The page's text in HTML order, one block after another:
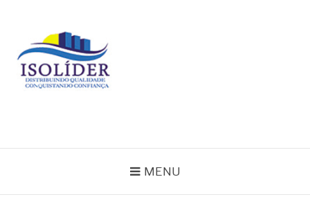
conteúdo
MENU